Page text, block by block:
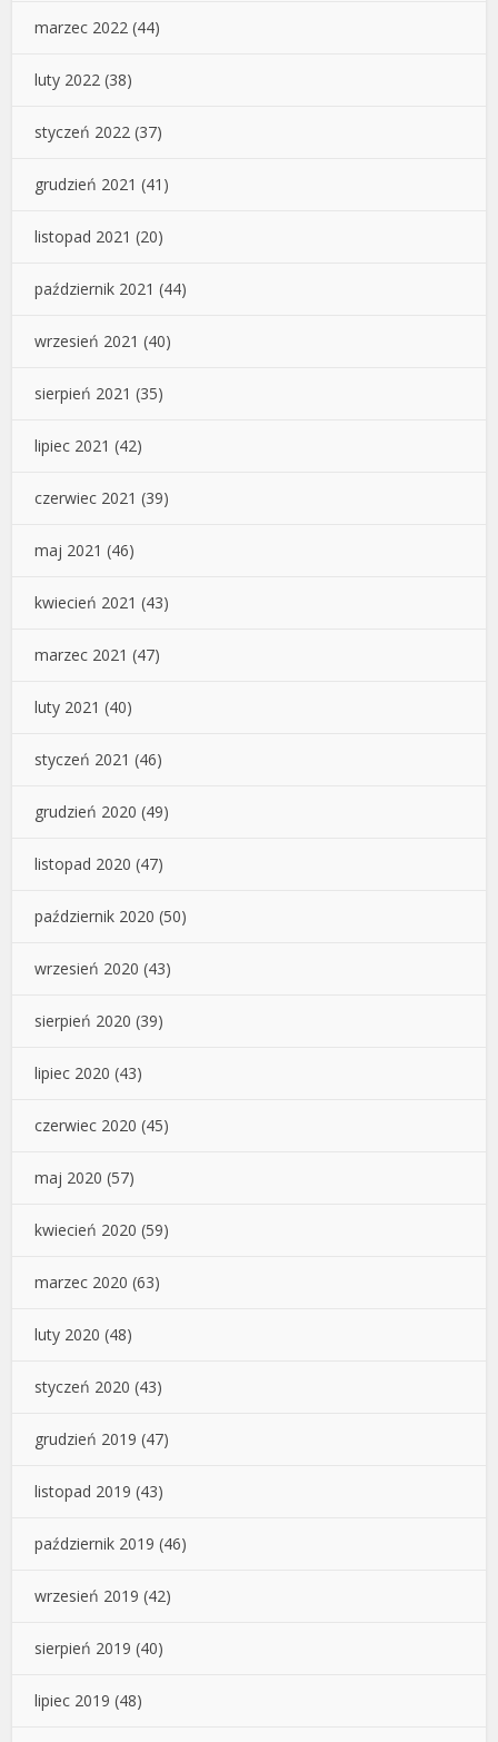
marzec 2022 (44)
luty 2022 (38)
styczeń 2022 (37)
grudzień 2021 (41)
listopad 2021 (20)
październik 2021 (44)
wrzesień 2021 (40)
sierpień 2021 (35)
lipiec 2021 (42)
czerwiec 2021 (39)
maj 2021 (46)
kwiecień 2021 (43)
marzec 2021 (47)
luty 2021 (40)
styczeń 2021 (46)
grudzień 2020 (49)
listopad 2020 (47)
październik 2020 (50)
wrzesień 2020 (43)
sierpień 2020 (39)
lipiec 2020 (43)
czerwiec 2020 (45)
maj 2020 (57)
kwiecień 2020 (59)
marzec 2020 (63)
luty 2020 (48)
styczeń 2020 (43)
grudzień 2019 (47)
listopad 2019 (43)
październik 2019 (46)
wrzesień 2019 (42)
sierpień 2019 (40)
lipiec 2019 (48)